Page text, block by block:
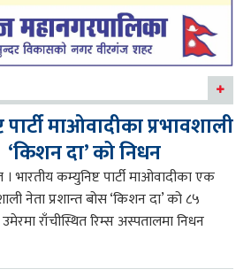
माओवादीका प्रभावशाली
‘किशन दा’ को निधन
भारतीय कम्युनिष्ट पार्टी माओवादीका एक
नेता प्रशान्त बोस ‘किशन दा’ को ८५
राँचीस्थित रिम्स अस्पतालमा निधन